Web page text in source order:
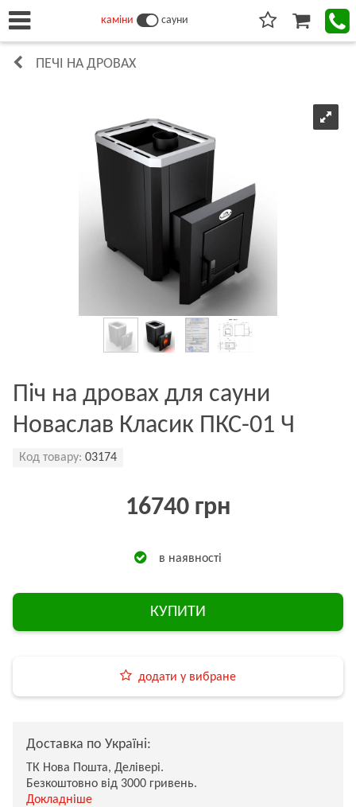
каміни сауни
ПЕЧІ НА ДРОВАХ
Піч на дровах для сауни
Новаслав Класик ПКС-01 Ч
Код товару: 03174
16740 грн
в наявності
КУПИТИ
додати у вибране
Доставка по Україні:
ТК Нова Пошта, Делівері.
Безкоштовно від 3000 гривень.
Докладніше